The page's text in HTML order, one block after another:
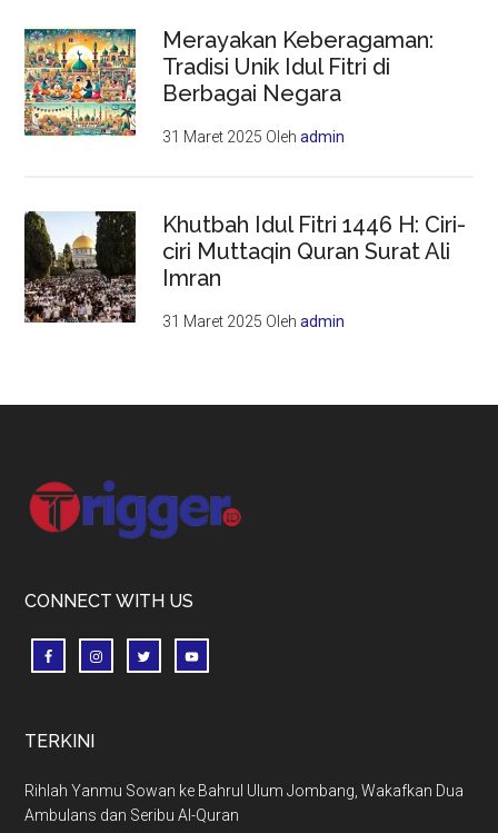
Merayakan Keberagaman:
Tradisi Unik Idul Fitri di
Berbagai Negara
31 Maret 2025 Olehadmin
Khutbah Idul Fitri 1446 H: Ciri-
ciri Muttaqin Quran Surat Ali
Imran
31 Maret 2025 Olehadmin
Footer
CONNECT WITH US
TERKINI
Rihlah Yanmu Sowan ke Bahrul Ulum Jombang, Wakafkan Dua
Ambulans dan Seribu Al-Quran